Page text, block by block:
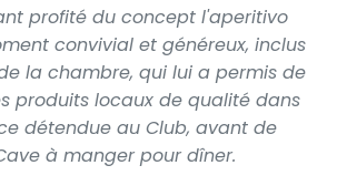
profité du concept l'aperitivo
convivial et généreux, inclus
la chambre, qui lui a permis de
produits locaux de qualité dans
détendue au Club, avant de
à manger pour dîner.